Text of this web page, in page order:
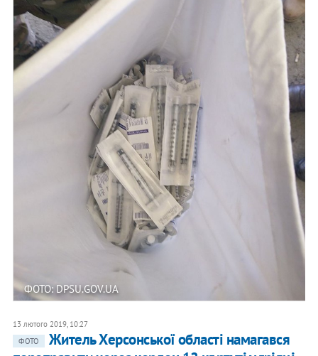
ФОТО: DPSU.GOV.UA
13 лютого 2019, 10:27
ФОТО
Житель Херсонської області намагався